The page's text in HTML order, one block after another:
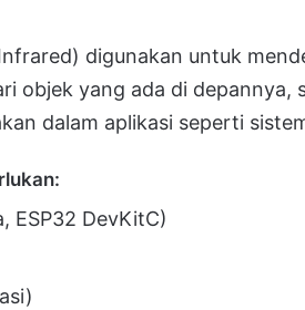
digunakan untuk
objek yang ada di depannya,
dalam aplikasi seperti
ESP32 DevKitC)